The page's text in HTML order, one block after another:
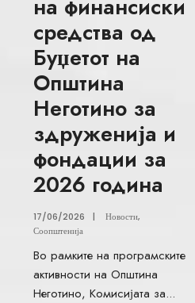
на финансиски
средства од
Буџетот на
Општина
Неготино за
здруженија и
фондации за
2026 година
17/06/2026 | Новости,
Соопштенија
Во рамките на програмските
активности на Општина
Неготино, Комисијата за...